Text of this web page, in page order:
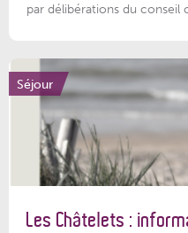
par délibérations du conseil
Séjour
Les Châtelets :